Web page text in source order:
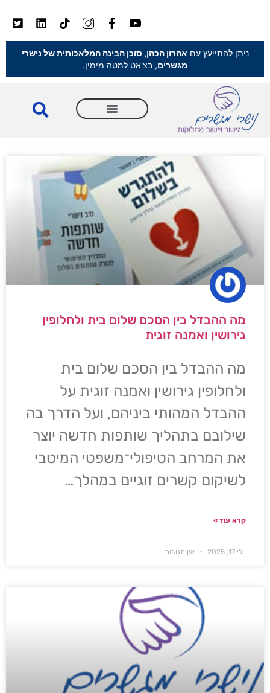
ניתן להתייעץ עם אהרון הכהן, סוכן הבינה המלאכותית של נישרי
מגשרים, בצ'אט למטה מימין.
מה ההבדל בין הסכם שלום בית ולחלופין
גירושין ואמנה זוגית
מה ההבדל בין הסכם שלום בית
ולחלופין גירושין ואמנה זוגית על
ההבדל המהותי ביניהם, ועל הדרך בה
שילובם בתהליך שותפות חדשה יוצר
את המרחב הטיפולי־משפטי המיטבי
לשיקום קשרים זוגיים במהלך…
קרא עוד »
יולי 17, 2025 אין תגובות